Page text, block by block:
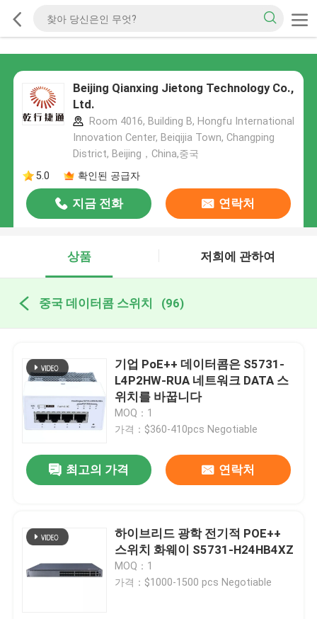
Beijing Qianxing Jietong Technology Co.,
Ltd.
Room 4016, Building B, Hongfu International
Innovation Center, Beiqijia Town, Changping
District, Beijing，China,중국
5.0
확인된 공급자
지금 전화 연락처
상품 저희에 관하여
중국 데이터콤 스위치 (96)
기업 PoE++ 데이터콤은 S5731-
L4P2HW-RUA 네트워크 DATA 스
위치를 바꿉니다
MOQ：1
가격：$360-410pcs Negotiable
최고의 가격 연락처
하이브리드 광학 전기적 POE++
스위치 화웨이 S5731-H24HB4XZ
MOQ：1
가격：$1000-1500 pcs Negotiable